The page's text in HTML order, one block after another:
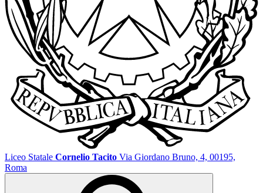
Liceo Statale Cornelio Tacito Via Giordano Bruno, 4, 00195,
Roma